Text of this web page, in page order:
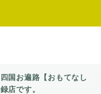
国お遍路【おもてなし
店です。